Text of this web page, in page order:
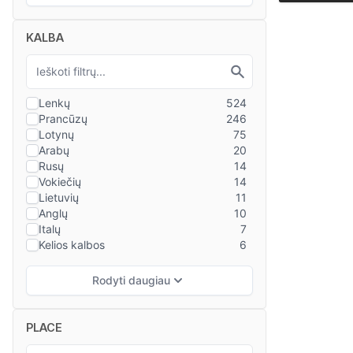
KALBA
PLACE